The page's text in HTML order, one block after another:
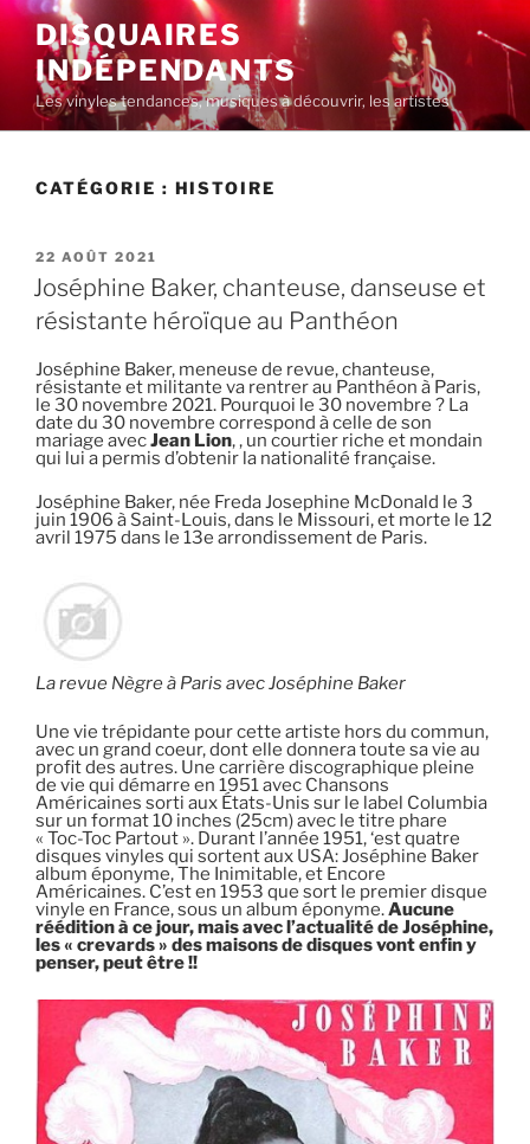
Aller
contenu
principal
DISQUAIRES
INDÉPENDANTS
Les vinyles tendances, musiques à découvrir, les artistes
CATÉGORIE : HISTOIRE
PUBLIÉ
LE
22 AOÛT 2021
Joséphine Baker, chanteuse, danseuse et
résistante héroïque au Panthéon
Joséphine Baker, meneuse de revue, chanteuse,
résistante et militante va rentrer au Panthéon à Paris,
le 30 novembre 2021. Pourquoi le 30 novembre ? La
date du 30 novembre correspond à celle de son
mariage avecJean Lion, , un courtier riche et mondain
qui lui a permis d’obtenir la nationalité française.
Joséphine Baker, née Freda Josephine McDonald le 3
juin 1906 à Saint-Louis, dans le Missouri, et morte le 12
avril 1975 dans le 13e arrondissement de Paris.
La revue Nègre à Paris avec Joséphine Baker
Une vie trépidante pour cette artiste hors du commun,
avec un grand coeur, dont elle donnera toute sa vie au
profit des autres. Une carrière discographique pleine
de vie qui démarre en 1951 avec Chansons
Américaines sorti aux États-Unis sur le label Columbia
sur un format 10 inches (25cm) avec le titre phare
« Toc-Toc Partout ». Durant l’année 1951, ‘est quatre
disques vinyles qui sortent aux USA: Joséphine Baker
album éponyme, The Inimitable, et Encore
Américaines. C’est en 1953 que sort le premier disque
vinyle en France, sous un album éponyme.Aucune
réédition à ce jour, mais avec l’actualité de Joséphine,
les « crevards » des maisons de disques vont enfin y
penser, peut être !!